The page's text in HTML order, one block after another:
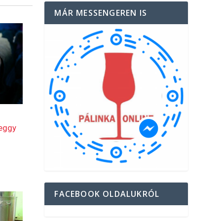
MÁR MESSENGEREN IS
FACEBOOK OLDALUKRÓL